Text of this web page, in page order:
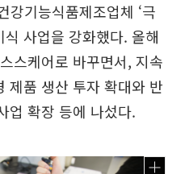
강기능식품제조업체 ‘극
식 사업을 강화했다. 올해
스케어로 바꾸면서, 지속
제품 생산 투자 확대와 반
업 확장 등에 나섰다.